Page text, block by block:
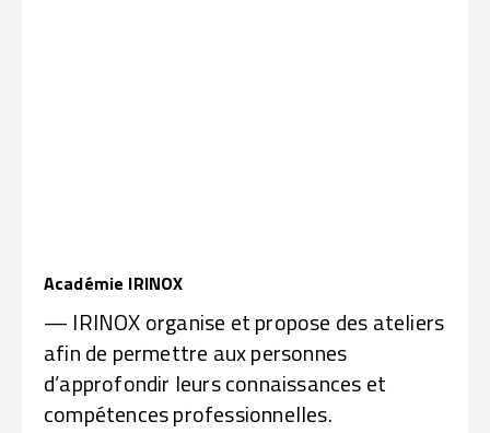
Académie IRINOX
— IRINOX organise et propose des ateliers
afin de permettre aux personnes
d’approfondir leurs connaissances et
compétences professionnelles.